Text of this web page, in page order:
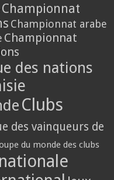
Championnat
Championnat arabe
Championnat
des nations
Clubs
des vainqueurs de
du monde des clubs